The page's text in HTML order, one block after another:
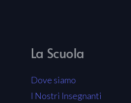
La Scuola
Dove siamo
I Nostri Insegnanti